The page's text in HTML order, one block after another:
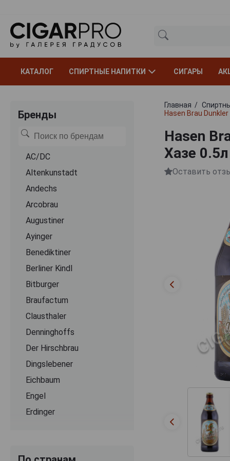
КАТАЛОГ СПИРТНЫЕ НАПИТКИ СИГАРЫ
Бренды
AC/DC
Altenkunstadt
Andechs
Arcobrau
Augustiner
Ayinger
Benediktiner
Berliner Kindl
Bitburger
Braufactum
Clausthaler
Denninghoffs
Der Hirschbrau
Dingslebener
Eichbaum
Engel
Erdinger
Главная
Hasen Brau
Hasen
Хазе 0.5л
Оставить